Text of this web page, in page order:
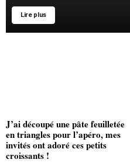
Lire plus
J’ai découpé une pâte feuilletée
en triangles pour l’apéro, mes
invités ont adoré ces petits
croissants !